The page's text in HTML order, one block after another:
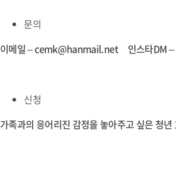
문의
이메일 – cemk@hanmail.net 인스타DM
신청
가족과의 응어리진 감정을 놓아주고 싶은 청년